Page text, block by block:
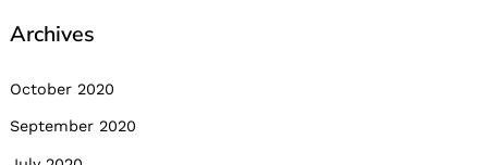
Archives
October 2020
September 2020